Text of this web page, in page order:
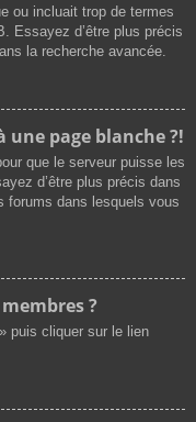
ou incluait trop de termes
Essayez d’être plus précis
la recherche avancée.
page blanche ?!
que le serveur puisse les
d’être plus précis dans
forums dans lesquels vous
?
puis cliquer sur le lien